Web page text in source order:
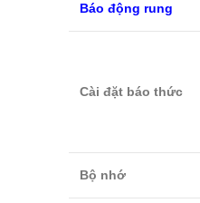
Báo động rung
Cài đặt báo thức
Bộ nhớ